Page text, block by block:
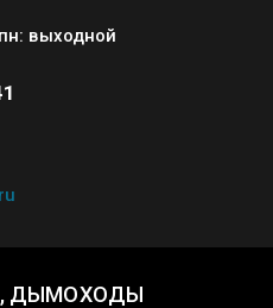
выходной
ДЫМОХОДЫ